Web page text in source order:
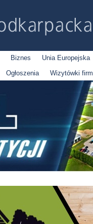
Biznes Unia Europejska
Ogłoszenia Wizytówki firm